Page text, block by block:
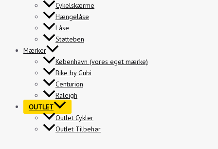
Cykelskærme
Hængelåse
Låse
Støtteben
Mærker
København (vores eget mærke)
Bike by Gubi
Centurion
Raleigh
OUTLET
Outlet Cykler
Outlet Tilbehør